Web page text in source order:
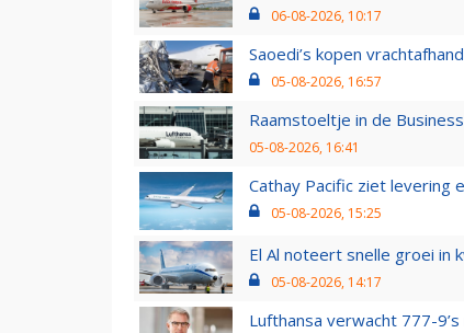
06-08-2026, 10:17
Saoedi’s kopen
05-08-2026, 16:57
Raamstoeltje in de
05-08-2026, 16:41
Cathay Pacific ziet levering
05-08-2026, 15:25
El Al noteert snelle groei in
05-08-2026, 14:17
Lufthansa verwacht 777-